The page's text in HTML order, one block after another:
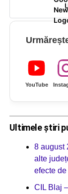
YouTube
Ultimele știri
8 august
alte
efecte
CIL Blaj